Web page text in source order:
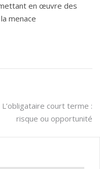
en œuvre des
menace
L’obligataire court terme :
risque ou opportunité